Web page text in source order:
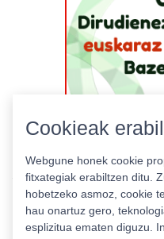
Cookieak
Webgune honek cookie
fitxategiak erabiltzen ditu.
hobetzeko asmoz, cookie
hau onartuz gero,
esplizitua ematen diguzu.